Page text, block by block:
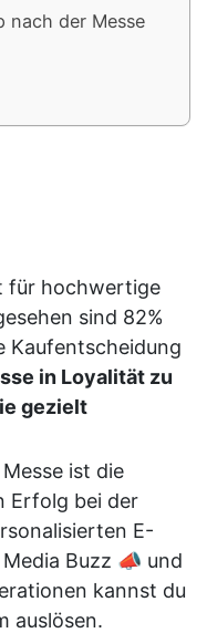
nach der Messe
für hochwertige
sind 82%
Kaufentscheidung
in Loyalität zu
gezielt
ist die
Erfolg bei der
E-
Buzz 📣 und
kannst du
auslösen.